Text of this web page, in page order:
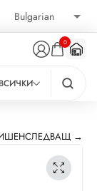
0
ВСИЧКИ
СЛЕДВАЩ →